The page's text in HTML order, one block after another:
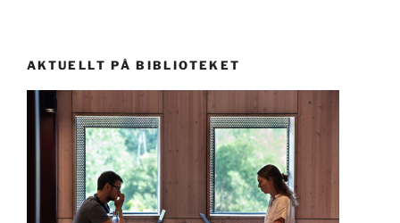
AKTUELLT PÅ BIBLIOTEKET